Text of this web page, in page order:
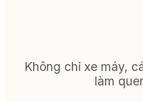
Không chỉ xe máy,
làm